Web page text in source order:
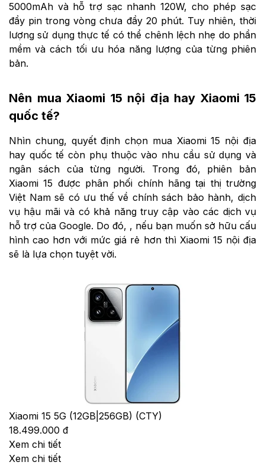
5000mAh và hỗ trợ sạc nhanh 120W, cho phép sạc
đầy pin trong vòng chưa đầy 20 phút. Tuy nhiên, thời
lượng sử dụng thực tế có thể chênh lệch nhẹ do phần
mềm và cách tối ưu hóa năng lượng của từng phiên
bản.
Nên mua Xiaomi 15 nội địa hay Xiaomi 15
quốc tế?
Nhìn chung, quyết định chọn mua Xiaomi 15 nội địa
hay quốc tế còn phụ thuộc vào nhu cầu sử dụng và
ngân sách của từng người. Trong đó, phiên bản
Xiaomi 15 được phân phối chính hãng tại thị trường
Việt Nam sẽ có ưu thế về chính sách bảo hành, dịch
vụ hậu mãi và có khả năng truy cập vào các dịch vụ
hỗ trợ của Google. Do đó, , nếu bạn muốn sở hữu cấu
hình cao hơn với mức giá rẻ hơn thì Xiaomi 15 nội địa
sẽ là lựa chọn tuyệt vời.
Xiaomi 15 5G (12GB|256GB) (CTY)
18.499.000 đ
Xem chi tiết
Xem chi tiết